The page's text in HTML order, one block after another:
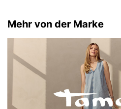
Mehr von der Marke